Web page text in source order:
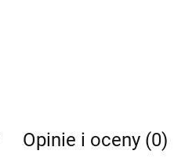
Opinie i oceny (0)